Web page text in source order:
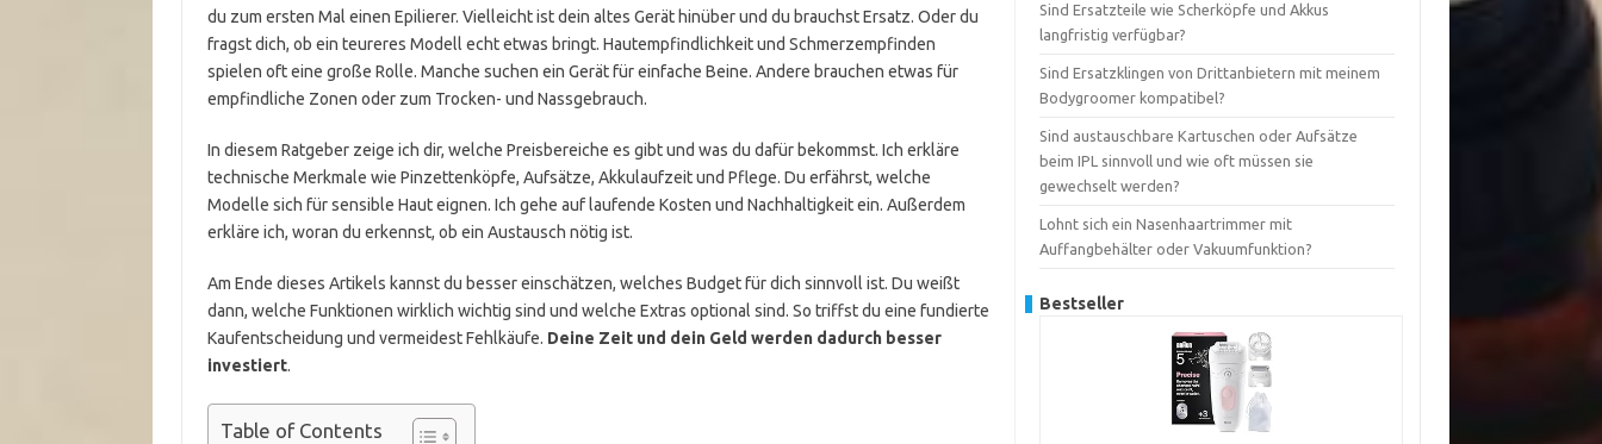
du zum ersten Mal einen Epilierer. Vielleicht ist dein altes Gerät hinüber und du brauchst Ersatz. Oder du
fragst dich, ob ein teureres Modell echt etwas bringt. Hautempfindlichkeit und Schmerzempfinden
spielen oft eine große Rolle. Manche suchen ein Gerät für einfache Beine. Andere brauchen etwas für
empfindliche Zonen oder zum Trocken- und Nassgebrauch.
In diesem Ratgeber zeige ich dir, welche Preisbereiche es gibt und was du dafür bekommst. Ich erkläre
technische Merkmale wie Pinzettenköpfe, Aufsätze, Akkulaufzeit und Pflege. Du erfährst, welche
Modelle sich für sensible Haut eignen. Ich gehe auf laufende Kosten und Nachhaltigkeit ein. Außerdem
erkläre ich, woran du erkennst, ob ein Austausch nötig ist.
Am Ende dieses Artikels kannst du besser einschätzen, welches Budget für dich sinnvoll ist. Du weißt
dann, welche Funktionen wirklich wichtig sind und welche Extras optional sind. So triffst du eine fundierte
Kaufentscheidung und vermeidest Fehlkäufe. Deine Zeit und dein Geld werden dadurch besser
investiert.
Table of Contents
Sind Ersatzteile wie Scherköpfe und Akkus
langfristig verfügbar?
Sind Ersatzklingen von Drittanbietern mit meinem
Bodygroomer kompatibel?
Sind austauschbare Kartuschen oder Aufsätze
beim IPL sinnvoll und wie oft müssen sie
gewechselt werden?
Lohnt sich ein Nasenhaartrimmer mit
Auffangbehälter oder Vakuumfunktion?
Bestseller